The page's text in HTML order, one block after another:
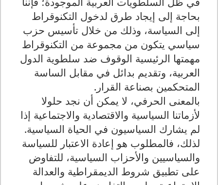
بحاجة إلى إيجاد طرق لدخول التكنوقراط
إلى السياسة، وذلك من خلال تأسيس حزب
سياسي يتكون من مجموعة من التكنوقراط
مهمتها الرئيسية الوقوف ضد سلطوية الدول
العربية، وتقديم بدائل في مقابل الساسة
المتحكمين بصناعة القرار.
بالمعنى الحرفي، لا يمكن أن نجد حلولا
لأزماتنا السياسية والاقتصادية والاجتماعية إذا
لم يشارك السياسيون في الحياة السياسية.
لذلك، فالمطلوب هو إعادة الاعتبار للسياسة
والسياسيين والأحزاب السياسية، للتفاوض
على تطبيق شروط الديمقراطية والعدالة